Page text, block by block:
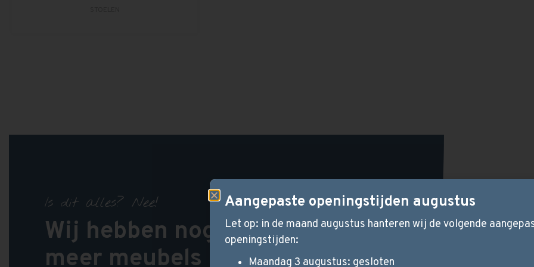
Is dit alles? Nee!
Wij hebben nog veel
meer meubels
Aangepaste openingstijden augustus
Let op: in de maand augustus hanteren wij de volgende
openingstijden:
Maandag 3 augustus: gesloten